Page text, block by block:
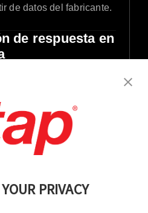
PRIVACY
de datos del fabricante.​
de respuesta en
función del tiempo.
de flujo de carga
análisis completo de